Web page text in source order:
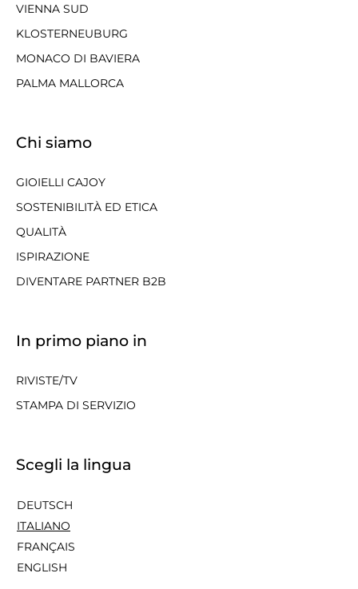
VIENNA SUD
KLOSTERNEUBURG
MONACO DI BAVIERA
PALMA MALLORCA
Chi siamo
GIOIELLI CAJOY
SOSTENIBILITÀ ED ETICA
QUALITÀ
ISPIRAZIONE
DIVENTARE PARTNER B2B
In primo piano in
RIVISTE/TV
STAMPA DI SERVIZIO
Scegli la lingua
DEUTSCH
ITALIANO
FRANÇAIS
ENGLISH